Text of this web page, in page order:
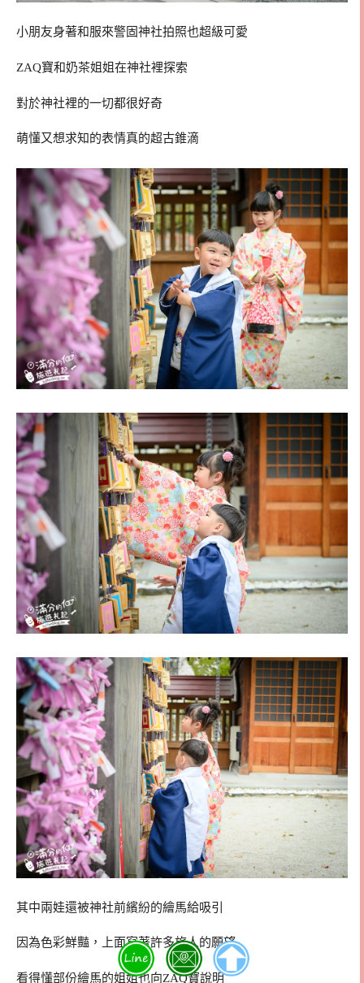
小朋友身著和服來警固神社拍照也超級可愛
ZAQ寶和奶茶姐姐在神社裡探索
對於神社裡的一切都很好奇
萌懂又想求知的表情真的超古錐滴
其中兩娃還被神社前繽紛的繪馬給吸引
因為色彩鮮豔，上面寫著許多旅人的願望
看得懂部份繪馬的姐姐也向ZAQ寶說明